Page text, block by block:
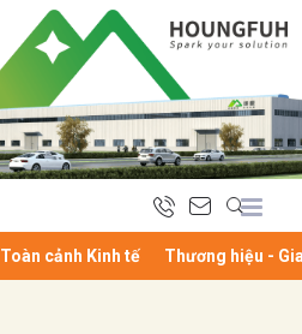
Toàn cảnh Kinh tế Thương hiệu -